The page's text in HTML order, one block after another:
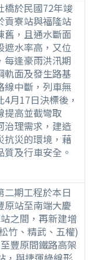
橋於民國72年竣
貢寮站與福隆站
舊，且通水斷面
遮水率高，又位
每逢豪雨洪汛期
軌面及發生路基
線中斷，列車無
月17日決標後，
提高並截彎取
治理需求，建造
抗災的環境，藉
及行車安全。
二期工程於本日
原站至南端大慶
之間，再新建增
竹、精武、五權)
豐原間鐵路高架